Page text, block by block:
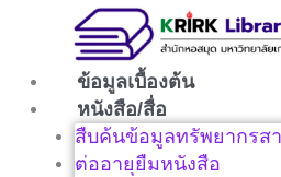
ข้อมูลเบื้องต้น
หนังสือ/สื่อ
สืบค้นข้อมูลทรัพยากรส
ต่ออายุยืมหนังสือ